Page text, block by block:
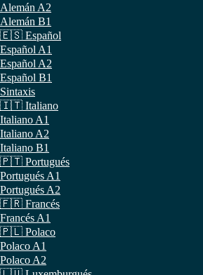
Alemán A2
Alemán B1
🇪🇸 Español
Español A1
Español A2
Español B1
Sintaxis
🇮🇹 Italiano
Italiano A1
Italiano A2
Italiano B1
🇵🇹 Portugués
Portugués A1
Portugués A2
🇫🇷 Francés
Francés A1
🇵🇱 Polaco
Polaco A1
Polaco A2